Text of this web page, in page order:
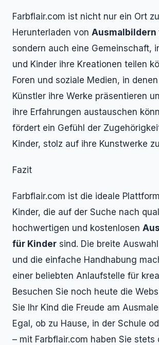
Farbflair.com ist nicht nur ein Ort
Herunterladen von Ausmalbildern
sondern auch eine Gemeinschaft,
und Kinder ihre Kreationen teilen
Foren und soziale Medien, in
Künstler ihre Werke präsentieren
ihre Erfahrungen austauschen
fördert ein Gefühl der
Kinder, stolz auf ihre Kunstwerke
Fazit
Farbflair.com ist die ideale
Kinder, die auf der Suche nach
hochwertigen und kostenlosen
für Kinder sind. Die breite
und die einfache Handhabung
einer beliebten Anlaufstelle für
Besuchen Sie noch heute die
Sie Ihr Kind die Freude am
Egal, ob zu Hause, in der Schule
– mit Farbflair.com haben Sie stets